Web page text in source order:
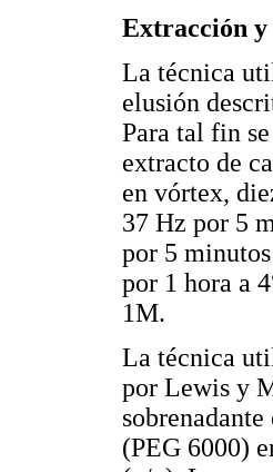
Extracción y
La técnica
elusión
Para tal fin
extracto de
en vórtex,
37 Hz por 5
por 5
por 1 hora a
1M.
La técnica
por Lewis y
(PEG 6000)